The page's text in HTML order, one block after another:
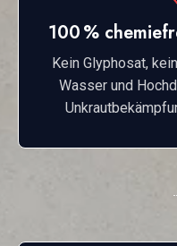
100 %
Kein Glyphosat,
Wasser und